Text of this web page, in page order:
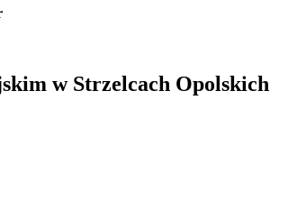
w Strzelcach Opolskich